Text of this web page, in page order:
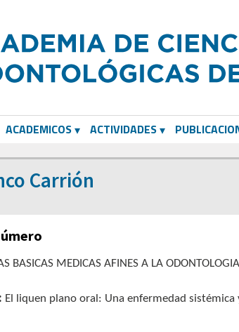
ACADEMICOS ACTIVIDADES
Carrión
BASICAS MEDICAS AFINES A LA ODONTOLOGIA
El liquen plano oral: Una enfermedad